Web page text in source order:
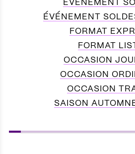
ÉVÉNEMENT
ÉVÉNEMENT
FORMAT
FORMAT
OCCASION
OCCASION
OCCASION
SAISON